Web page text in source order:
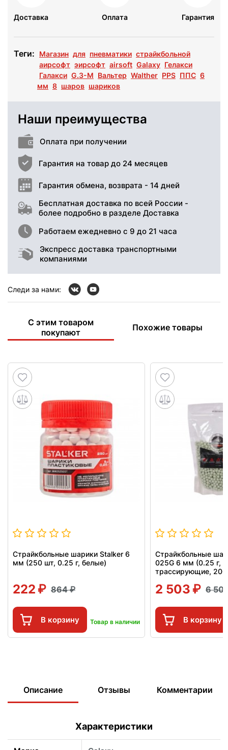
Доставка Оплата Гарантия
Теги: Магазин для пневматики страйкбольной
аирсофт эирсофт airsoft Galaxy Гелакси
Галакси G.3-M Вальтер Walther PPS ППС 6
мм 8 шаров шариков
Наши преимущества
Оплата при получении
Гарантия на товар до 24 месяцев
Гарантия обмена, возврата - 14 дней
Бесплатная доставка по всей России -
более подробно в разделе Доставка
Работаем ежедневно с 9 до 21 часа
Экспресс доставка транспортными
компаниями
Следи за нами:
С этим товаром
покупают
Похожие товары
Страйкбольные шарики Stalker 6
мм (250 шт, 0.25 г, белые)
222 864
В корзину Товар в наличии
Страйкбольные
025G 6 мм (0.25 г,
трассирующие,
2 503 6
В корзину
Описание Отзывы Комментарии
Характеристики